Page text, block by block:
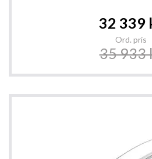
32 339
Ord. pris
35 933